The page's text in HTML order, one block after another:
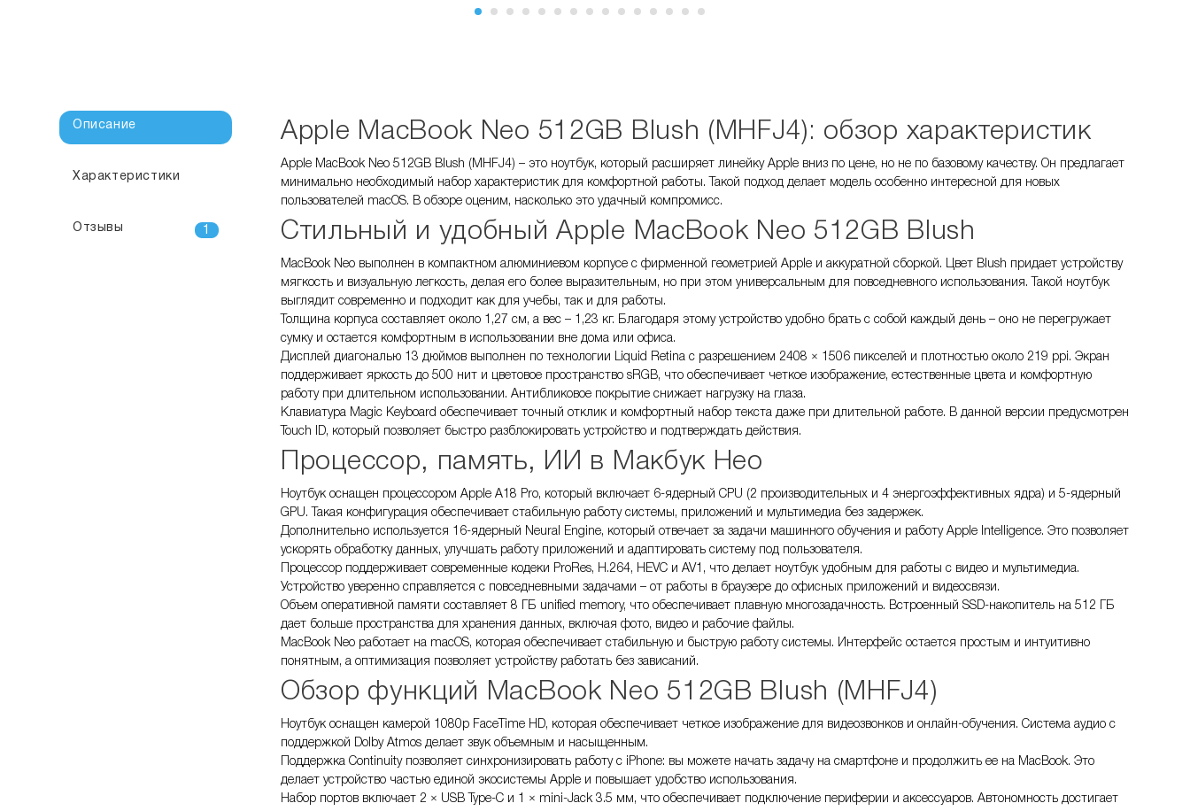
Описание
Характеристики
Отзывы 1
Apple MacBook Neo 512GB Blush (MHFJ4): обзор характеристик
Apple MacBook Neo 512GB Blush (MHFJ4) – это ноутбук, который расширяет линейку Apple вниз по цене, но не по базовому качеству. Он предлагает
минимально необходимый набор характеристик для комфортной работы. Такой подход делает модель особенно интересной для новых
пользователей macOS. В обзоре оценим, насколько это удачный компромисс.
Стильный и удобный Apple MacBook Neo 512GB Blush
MacBook Neo выполнен в компактном алюминиевом корпусе с фирменной геометрией Apple и аккуратной сборкой. Цвет Blush придает устройству
мягкость и визуальную легкость, делая его более выразительным, но при этом универсальным для повседневного использования. Такой ноутбук
выглядит современно и подходит как для учебы, так и для работы.
Толщина корпуса составляет около 1,27 см, а вес – 1,23 кг. Благодаря этому устройство удобно брать с собой каждый день – оно не перегружает
сумку и остается комфортным в использовании вне дома или офиса.
Дисплей диагональю 13 дюймов выполнен по технологии Liquid Retina с разрешением 2408 × 1506 пикселей и плотностью около 219 ppi. Экран
поддерживает яркость до 500 нит и цветовое пространство sRGB, что обеспечивает четкое изображение, естественные цвета и комфортную
работу при длительном использовании. Антибликовое покрытие снижает нагрузку на глаза.
Клавиатура Magic Keyboard обеспечивает точный отклик и комфортный набор текста даже при длительной работе. В данной версии предусмотрен
Touch ID, который позволяет быстро разблокировать устройство и подтверждать действия.
Процессор, память, ИИ в Макбук Нео
Ноутбук оснащен процессором Apple A18 Pro, который включает 6-ядерный CPU (2 производительных и 4 энергоэффективных ядра) и 5-ядерный
GPU. Такая конфигурация обеспечивает стабильную работу системы, приложений и мультимедиа без задержек.
Дополнительно используется 16-ядерный Neural Engine, который отвечает за задачи машинного обучения и работу Apple Intelligence. Это позволяет
ускорять обработку данных, улучшать работу приложений и адаптировать систему под пользователя.
Процессор поддерживает современные кодеки ProRes, H.264, HEVC и AV1, что делает ноутбук удобным для работы с видео и мультимедиа.
Устройство уверенно справляется с повседневными задачами – от работы в браузере до офисных приложений и видеосвязи.
Объем оперативной памяти составляет 8 ГБ unified memory, что обеспечивает плавную многозадачность. Встроенный SSD-накопитель на 512 ГБ
дает больше пространства для хранения данных, включая фото, видео и рабочие файлы.
MacBook Neo работает на macOS, которая обеспечивает стабильную и быструю работу системы. Интерфейс остается простым и интуитивно
понятным, а оптимизация позволяет устройству работать без зависаний.
Обзор функций MacBook Neo 512GB Blush (MHFJ4)
Ноутбук оснащен камерой 1080p FaceTime HD, которая обеспечивает четкое изображение для видеозвонков и онлайн-обучения. Система аудио с
поддержкой Dolby Atmos делает звук объемным и насыщенным.
Поддержка Continuity позволяет синхронизировать работу с iPhone: вы можете начать задачу на смартфоне и продолжить ее на MacBook. Это
делает устройство частью единой экосистемы Apple и повышает удобство использования.
Набор портов включает 2 × USB Type-C и 1 × mini-Jack 3.5 мм, что обеспечивает подключение периферии и аксессуаров. Автономность достигает